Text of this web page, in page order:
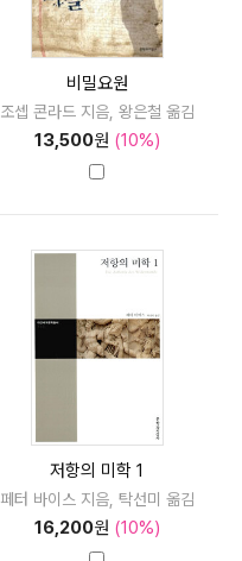
비밀요원
조셉 콘라드 지음, 왕은철 옮김
13,500원 (10%)
저항의 미학 1
페터 바이스 지음, 탁선미 옮김
16,200원 (10%)